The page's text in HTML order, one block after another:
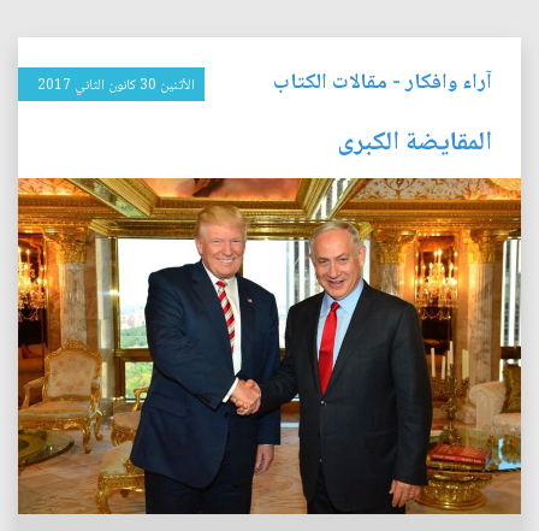
آراء وافكار- مقالات الكتاب الأثنين 30 كانون الثاني 2017
المقايضة الكبرى